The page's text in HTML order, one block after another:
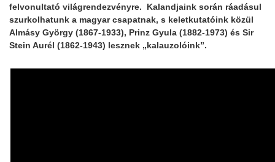
felvonultató világrendezvényre. Kalandjaink során ráadásul
szurkolhatunk a magyar csapatnak, s keletkutatóink közül
Almásy György (1867-1933), Prinz Gyula (1882-1973) és Sir
Stein Aurél (1862-1943) lesznek „kalauzolóink”.